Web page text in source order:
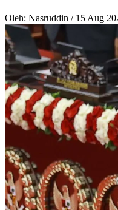
Oleh: Nasruddin / 15 Aug